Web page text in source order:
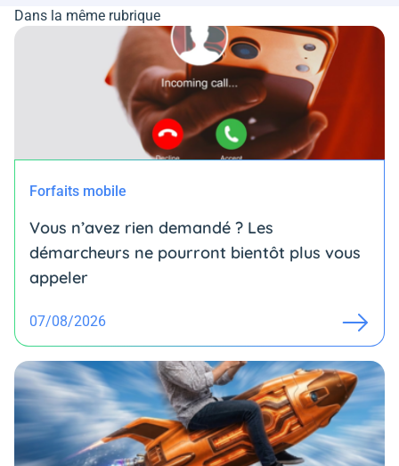
Dans la même rubrique
Forfaits mobile
Vous n’avez rien demandé ? Les
démarcheurs ne pourront bientôt plus vous
appeler
07/08/2026